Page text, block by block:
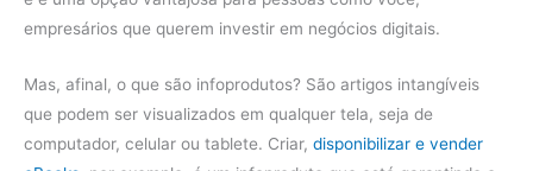
empresários que querem investir em negócios digitais.
Mas, afinal, o que são infoprodutos? São artigos intangíveis
que podem ser visualizados em qualquer tela, seja de
computador, celular ou tablete. Criar, disponibilizar e vender